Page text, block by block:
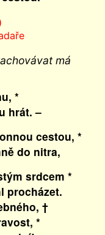
má
*
hrát. –
cestou, *
do nitra,
srdcem *
†
*